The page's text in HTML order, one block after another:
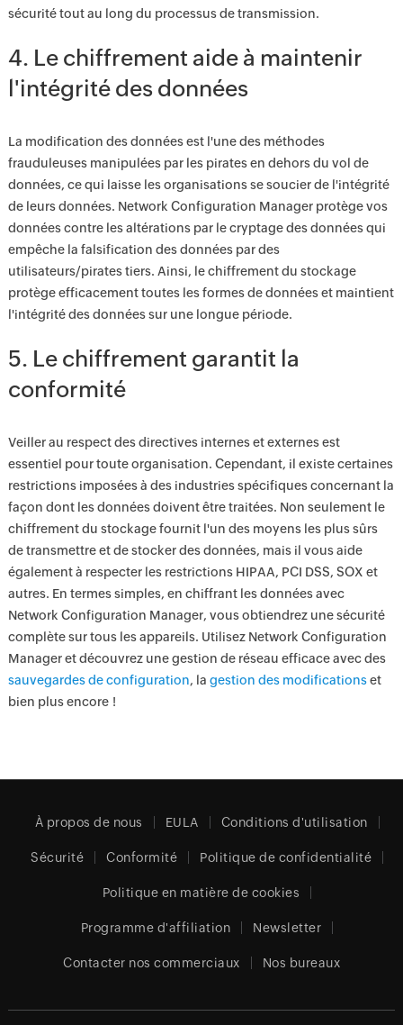
sécurité tout au long du processus de transmission.
4. Le chiffrement aide à maintenir
l'intégrité des données
La modification des données est l'une des méthodes
frauduleuses manipulées par les pirates en dehors du vol de
données, ce qui laisse les organisations se soucier de l'intégrité
de leurs données. Network Configuration Manager protège vos
données contre les altérations par le cryptage des données qui
empêche la falsification des données par des
utilisateurs/pirates tiers. Ainsi, le chiffrement du stockage
protège efficacement toutes les formes de données et maintient
l'intégrité des données sur une longue période.
5. Le chiffrement garantit la
conformité
Veiller au respect des directives internes et externes est
essentiel pour toute organisation. Cependant, il existe certaines
restrictions imposées à des industries spécifiques concernant la
façon dont les données doivent être traitées. Non seulement le
chiffrement du stockage fournit l'un des moyens les plus sûrs
de transmettre et de stocker des données, mais il vous aide
également à respecter les restrictions HIPAA, PCI DSS, SOX et
autres. En termes simples, en chiffrant les données avec
Network Configuration Manager, vous obtiendrez une sécurité
complète sur tous les appareils. Utilisez Network Configuration
Manager et découvrez une gestion de réseau efficace avec des
sauvegardes de configuration, la gestion des modificationset
bien plus encore !
À propos de nous EULA Conditions d'utilisation
Sécurité Conformité Politique de confidentialité
Politique en matière de cookies
Programme d'affiliation Newsletter
Contacter nos commerciaux Nos bureaux